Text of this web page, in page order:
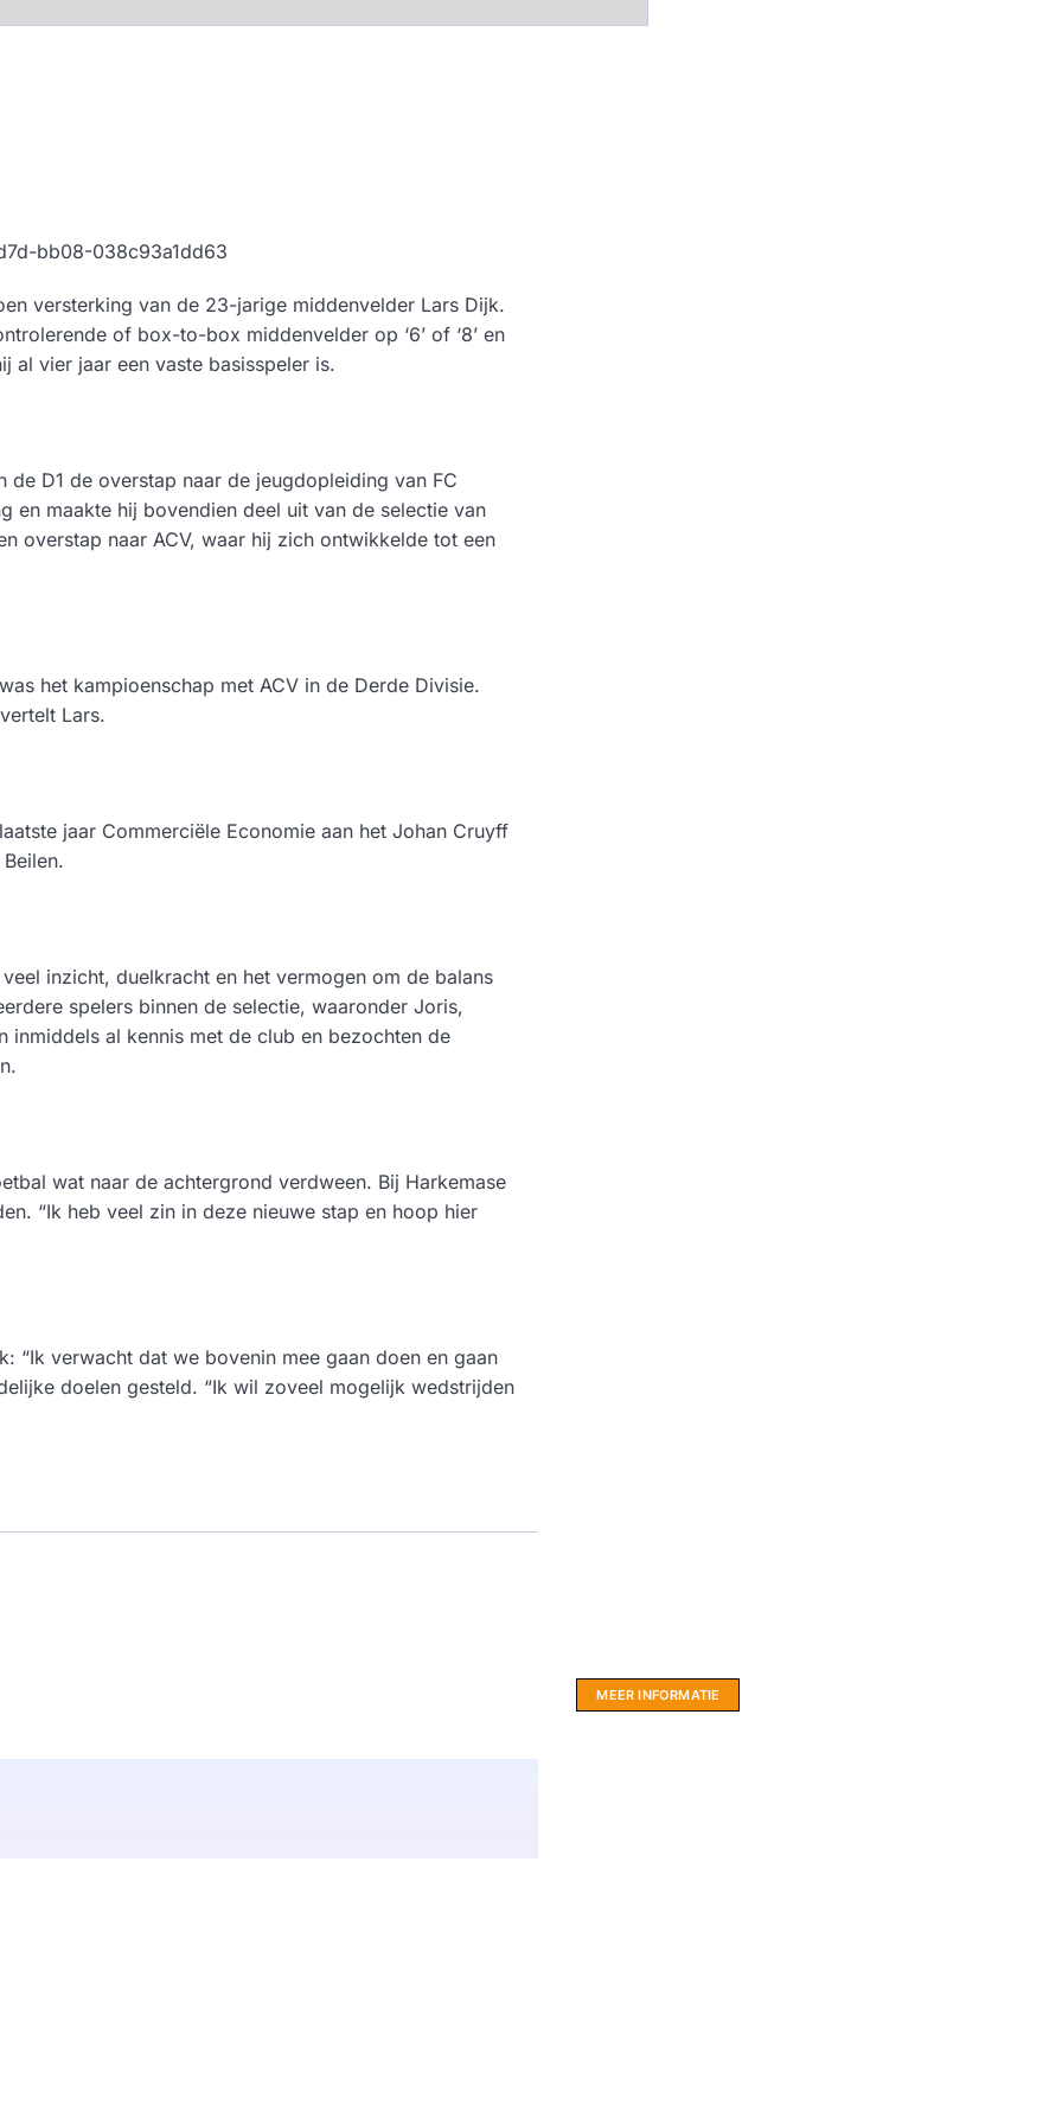
versterking van de 23-jarige middenvelder Lars Dijk.
of box-to-box middenvelder op ‘6’ of ‘8’ en
al vier jaar een vaste basisspeler is.
D1 de overstap naar de jeugdopleiding van FC
en maakte hij bovendien deel uit van de selectie van
overstap naar ACV, waar hij zich ontwikkelde tot een
het kampioenschap met ACV in de Derde Divisie.
Lars.
jaar Commerciële Economie aan het Johan Cruyff
inzicht, duelkracht en het vermogen om de balans
spelers binnen de selectie, waaronder Joris,
inmiddels al kennis met de club en bezochten de
wat naar de achtergrond verdween. Bij Harkemase
“Ik heb veel zin in deze nieuwe stap en hoop hier
“Ik verwacht dat we bovenin mee gaan doen en gaan
doelen gesteld. “Ik wil zoveel mogelijk wedstrijden
MEER INFORMATIE